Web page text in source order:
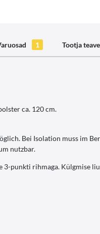
1 Tootja teave
ca. 120 cm.
Bei Isolation muss im
nutzbar.
3-punkti rihmaga.